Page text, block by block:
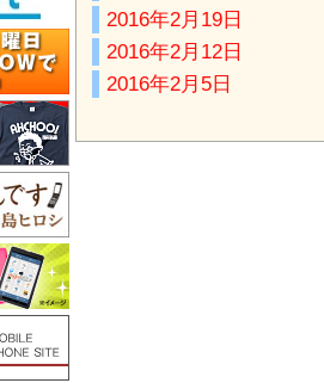
2016年2月19日
2016年2月12日
2016年2月5日